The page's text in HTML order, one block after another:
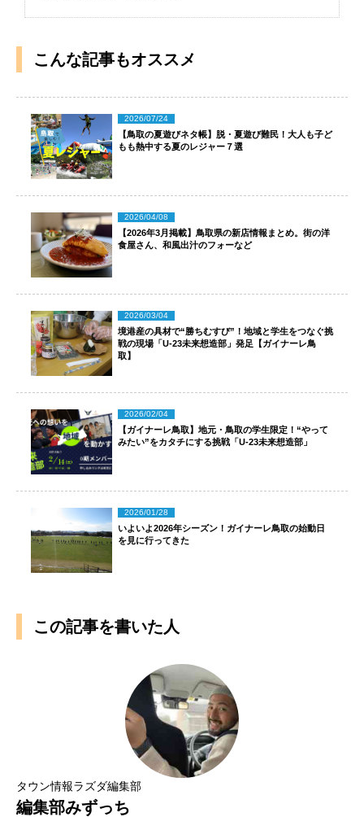
こんな記事もオススメ
2026/07/24
【鳥取の夏遊びネタ帳】脱・夏遊び難民！大人も子ど
もも熱中する夏のレジャー７選
2026/04/08
【2026年3月掲載】鳥取県の新店情報まとめ。街の洋
食屋さん、和風出汁のフォーなど
2026/03/04
境港産の具材で“勝ちむすび”！地域と学生をつなぐ挑
戦の現場「U-23未来想造部」発足【ガイナーレ鳥
取】
2026/02/04
【ガイナーレ鳥取】地元・鳥取の学生限定！“やって
みたい”をカタチにする挑戦「U-23未来想造部」
2026/01/28
いよいよ2026年シーズン！ガイナーレ鳥取の始動日
を見に行ってきた
この記事を書いた人
タウン情報ラズダ編集部
編集部みずっち